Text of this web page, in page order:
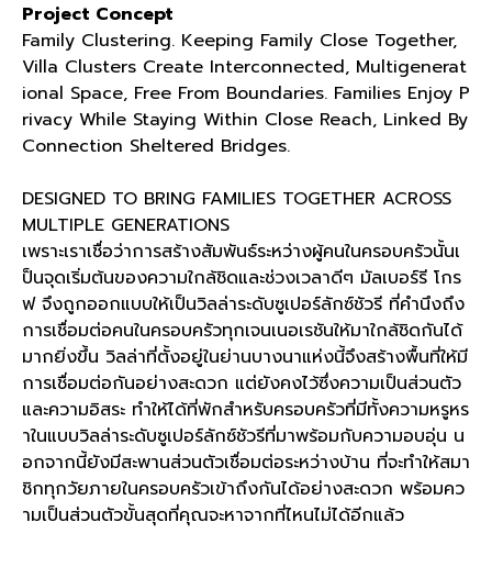
Project Concept
Family Clustering. Keeping Family Close Together,
Villa Clusters Create Interconnected, Multigenerat
ional Space, Free From Boundaries. Families Enjoy P
rivacy While Staying Within Close Reach, Linked By
Connection Sheltered Bridges.
DESIGNED TO BRING FAMILIES TOGETHER ACROSS
MULTIPLE GENERATIONS
เพราะเราเชื่อว่าการสร้างสัมพันธ์ระหว่างผู้คนในครอบครัวนั้นเ
ป็นจุดเริ่มต้นของความใกล้ชิดและช่วงเวลาดีๆ มัลเบอร์รี โกร
ฟ จึงถูกออกแบบให้เป็นวิลล่าระดับซูเปอร์ลักซ์ชัวรี ที่คำนึงถึง
การเชื่อมต่อคนในครอบครัวทุกเจนเนอเรชันให้มาใกล้ชิดกันได้
มากยิ่งขึ้น วิลล่าที่ตั้งอยู่ในย่านบางนาแห่งนี้จึงสร้างพื้นที่ให้มี
การเชื่อมต่อกันอย่างสะดวก แต่ยังคงไว้ซึ่งความเป็นส่วนตัว
และความอิสระ ทำให้ได้ที่พักสำหรับครอบครัวที่มีทั้งความหรูหร
าในแบบวิลล่าระดับซูเปอร์ลักซ์ชัวรีที่มาพร้อมกับความอบอุ่น น
อกจากนี้ยังมีสะพานส่วนตัวเชื่อมต่อระหว่างบ้าน ที่จะทำให้สมา
ชิกทุกวัยภายในครอบครัวเข้าถึงกันได้อย่างสะดวก พร้อมคว
ามเป็นส่วนตัวขั้นสุดที่คุณจะหาจากที่ไหนไม่ได้อีกแล้ว